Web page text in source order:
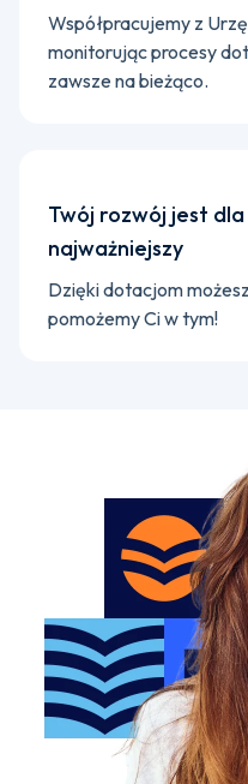
Współpracujemy z
monitorując procesy
zawsze na bieżąco.
Twój rozwój jest dla
najważniejszy
Dzięki dotacjom
pomożemy Ci w tym!